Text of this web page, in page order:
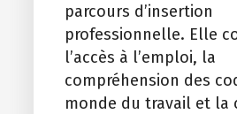
parcours d’insertion
professionnelle. Elle
l’accès à l’emploi, la
compréhension des
monde du travail et la